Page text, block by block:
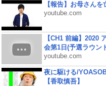
【報告】お母さんを
youtube.com
【CH1 前編】2020
会第1日(予選ラウン
youtube.com
夜に駆ける/
【香取慎吾】